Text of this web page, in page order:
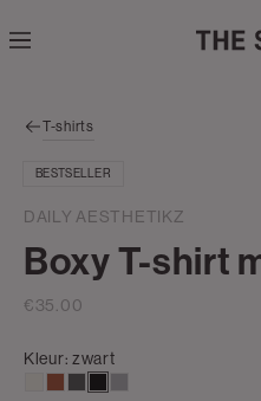
direct naar
zoekbalk
naar de
T-shirts
BESTSELLER
DAILY AESTHETIKZ
Boxy T-shirt
€35.00
Kleur:zwart